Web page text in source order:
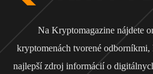
Na Kryptomagazine nájdete
kryptomenách tvorené
najlepší zdroj informácií o